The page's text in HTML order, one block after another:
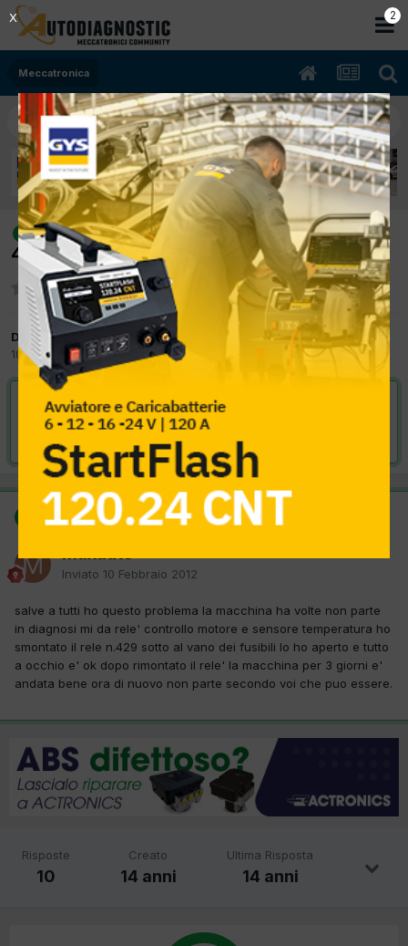
Meccatronica
risolto
[skoda fabia 05/2003 1200cc bme
47Kw Benzina] a volte non parte
Da maxauto
10 Febbraio 2012inMeccatronica
VAI ALLA SOLUZIONE
Risolta da maxauto, 10 Febbraio 2012
SOLUZIONE
Inviato 10 Febbraio 2012
salve a tutti ho questo problema la macchina ha volte non parte
in diagnosi mi da rele' controllo motore e sensore temperatura ho
smontato il rele n.429 sotto al vano dei fusibili lo ho aperto e tutto
a occhio e' ok dopo rimontato il rele' la macchina per 3 giorni e'
andata bene ora di nuovo non parte secondo voi che puo essere.
Risposte
10
Creato
14 anni
Ultima Risposta
14 anni
2
X